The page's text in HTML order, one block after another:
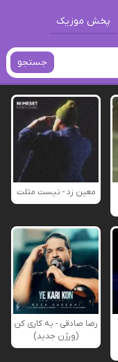
پخش موزیک
جستجو
معین زد - نیست مثلت
رضا صادقی - یه کاری کن
(ورژن جدید)